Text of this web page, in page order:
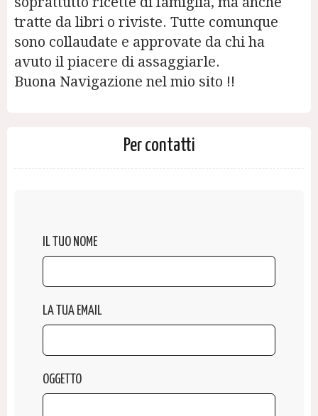
tratte da libri o riviste. Tutte comunque
sono collaudate e approvate da chi ha
avuto il piacere di assaggiarle.
Buona Navigazione nel mio sito !!
Per contatti
IL TUO NOME
LA TUA EMAIL
OGGETTO